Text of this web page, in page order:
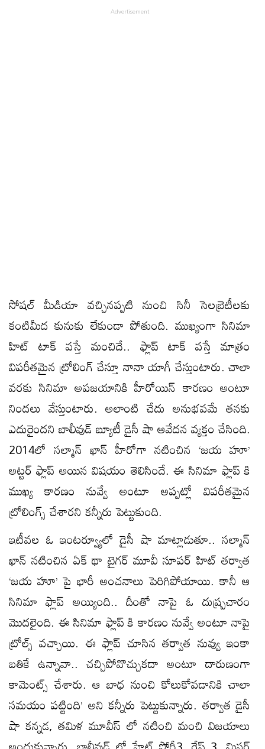
సోషల్ మీడియా వచ్చినప్పటి నుంచి సినీ సెలబ్రెటీలకు
కంటిమీద కునుకు లేకుండా పోతుంది. ముఖ్యంగా సినిమా
హిట్ టాక్ వస్తే మంచిదే.. ఫ్లాప్ టాక్ వస్తే మాత్రం
విపరీతమైన ట్రోలింగ్ చేస్తూ నానా యాగీ చేస్తుంటారు. చాలా
వరకు సినిమా అపజయానికి హీరోయిన్ కారణం అంటూ
నిందలు వేస్తుంటారు. అలాంటి చేదు అనుభవమే తనకు
ఎదురైందని బాలీవుడ్ బ్యూటీ డైసీ షా ఆవేదన వ్యక్తం చేసింది.
2014లో సల్మాన్ ఖాన్ హీరోగా నటించిన ‘జయ హూ’
అట్టర్ ఫ్లాప్ అయిన విషయం తెలిసిందే. ఈ సినిమా ఫ్లాప్ కి
ముఖ్య కారణం నువ్వే అంటూ అప్పట్లో విపరీతమైన
ట్రోలింగ్స్ చేశారని కన్నీరు పెట్టుకుంది.
ఇటీవల ఓ ఇంటర్వ్యూలో డైసీ షా మాట్లాడుతూ.. సల్మాన్
ఖాన్ నటించిన ఏక్ థా టైగర్ మూవీ సూపర్ హిట్ తర్వాత
‘జయ హూ’ పై భారీ అంచనాలు పెరిగిపోయాయి. కానీ ఆ
సినిమా ఫ్లాప్ అయ్యింది.. దీంతో నాపై ఓ దుష్ప్రచారం
మొదలైంది. ఈ సినిమా ఫ్లాప్ కి కారణం నువ్వే అంటూ నాపై
ట్రోల్స్ వచ్చాయి. ఈ ఫ్లాప్ చూసిన తర్వాత నువ్వు ఇంకా
బతికే ఉన్నావా.. చచ్చిపోవొచ్చుకదా అంటూ దారుణంగా
కామెంట్స్ చేశారు. ఆ బాధ నుంచి కోలుకోవడానికి చాలా
సమయం పట్టింది’ అని కన్నీరు పెట్టుకున్నారు. తర్వాత డైసీ
షా కన్నడ, తమిళ మూవీస్ లో నటించి మంచి విజయాలు